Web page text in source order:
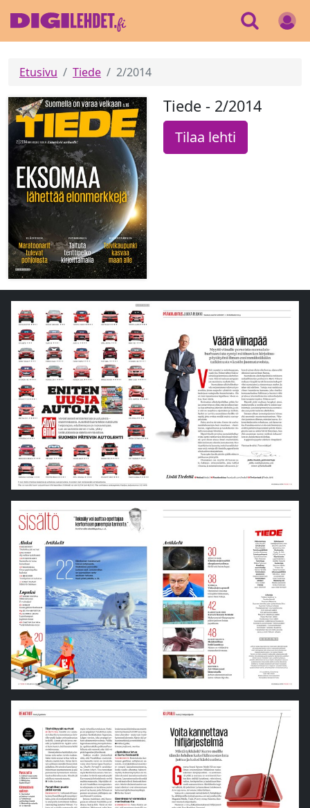
Etusivu Tiede 2/2014
Tiede - 2/2014
Tilaa lehti